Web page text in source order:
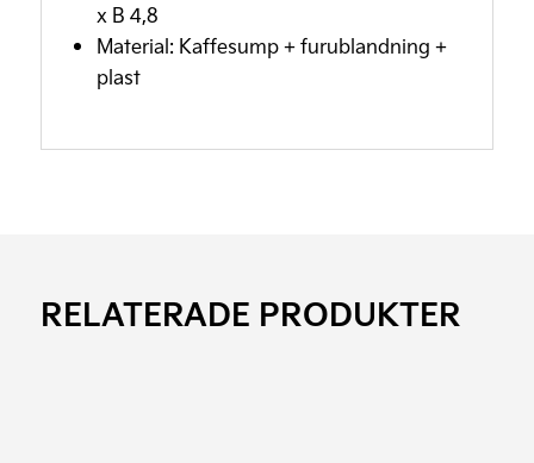
x B 4,8
Material: Kaffesump + furublandning +
plast
RELATERADE PRODUKTER